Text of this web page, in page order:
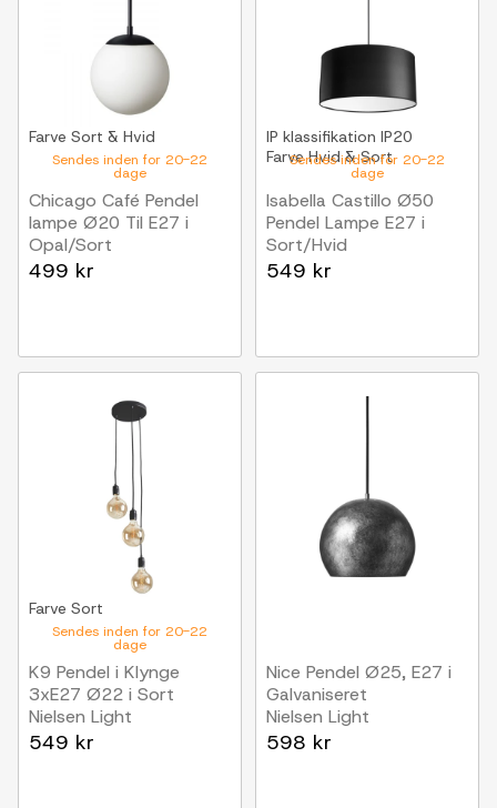
Sendes inden for 20-22
dage
Farve Sort & Hvid
Chicago Café Pendel
lampe Ø20 Til E27 i
Opal/Sort
Nielsen Light
499 kr
Sendes inden for 20-22
dage
IP klassifikation IP20
FarveHvid & Sort
Isabella Castillo Ø50
Pendel Lampe E27 i
Sort/Hvid
Nielsen Light
549 kr
Sendes inden for 20-22
dage
Farve Sort
K9 Pendel i Klynge
3xE27 Ø22 i Sort
Nielsen Light
549 kr
Nice Pendel Ø25, E27 i
Galvaniseret
Nielsen Light
598 kr